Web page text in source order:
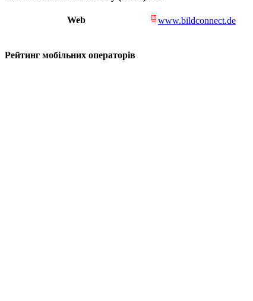
Web www.bildconnect.de
Рейтинг мобільних операторів